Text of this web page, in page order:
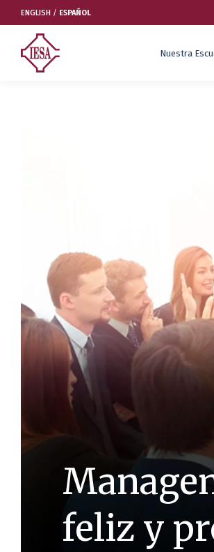
ENGLISH / ESPAÑOL
Nuestra
Nuestra Escuela
Escuelas y Centros
feliz y